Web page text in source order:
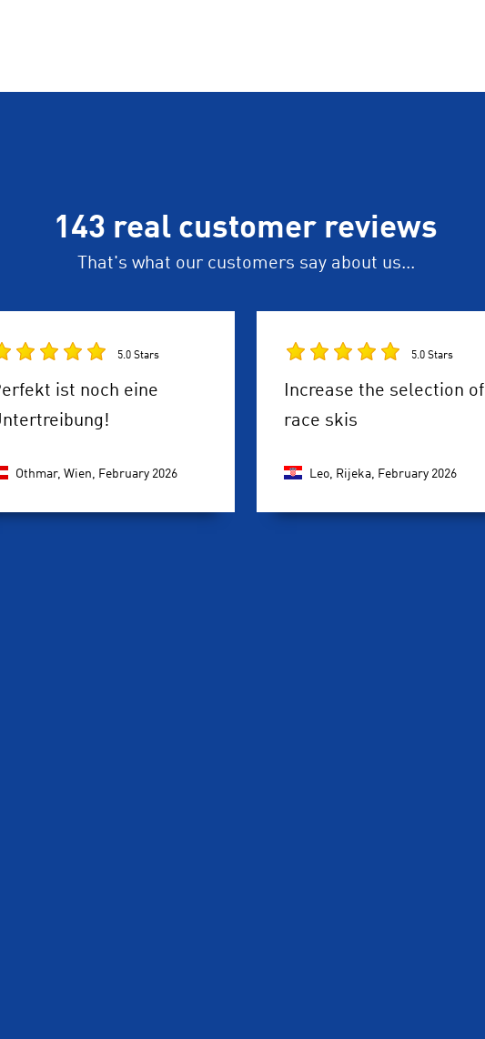
143 real customer reviews
That's what our customers say about us...
5.0 Stars
ist noch eine
Othmar, Wien, February 2026
5.0 Stars
Increase the selection of
race skis
Leo, Rijeka, February 2026